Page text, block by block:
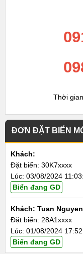
Thời
ĐƠN ĐẶT BIỂN
Khách:
Đặt biển: 30K7xxxx
Lúc: 03/08/2024
Biển đang GD
Khách: Tuan Nguyen
Đặt biển: 28A1xxxx
Lúc: 01/08/2024
Biển đang GD